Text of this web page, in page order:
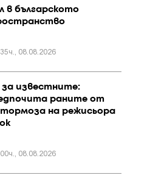
в българското
08.08.2026
за известните:
раните от
тормоза на режисьора
08.08.2026